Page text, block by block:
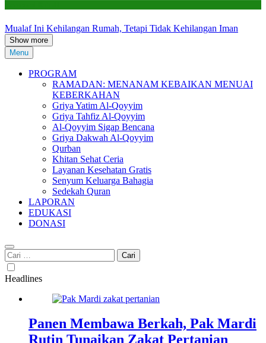
Mualaf Ini Kehilangan Rumah, Tetapi Tidak Kehilangan Iman
Show more
Menu
PROGRAM
RAMADAN: MENANAM KEBAIKAN MENUAI
KEBERKAHAN
Griya Yatim Al-Qoyyim
Griya Tahfiz Al-Qoyyim
Al-Qoyyim Sigap Bencana
Griya Dakwah Al-Qoyyim
Qurban
Khitan Sehat Ceria
Layanan Kesehatan Gratis
Senyum Keluarga Bahagia
Sedekah Quran
LAPORAN
EDUKASI
DONASI
Cari
untuk:
Headlines
Panen Membawa Berkah, Pak Mardi
Rutin Tunaikan Zakat Pertanian